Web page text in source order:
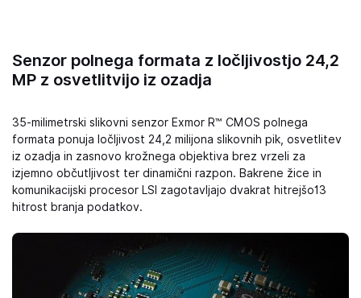
Senzor polnega formata z ločljivostjo 24,2
MP z osvetlitvijo iz ozadja
35-milimetrski slikovni senzor Exmor R™ CMOS polnega
formata ponuja ločljivost 24,2 milijona slikovnih pik, osvetlitev
iz ozadja in zasnovo krožnega objektiva brez vrzeli za
izjemno občutljivost ter dinamični razpon. Bakrene žice in
komunikacijski procesor LSI zagotavljajo dvakrat hitrejšo13
hitrost branja podatkov.